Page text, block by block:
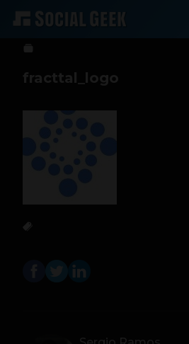
Sergio Ramos 7 de febrero de 2025
fracttal_logo